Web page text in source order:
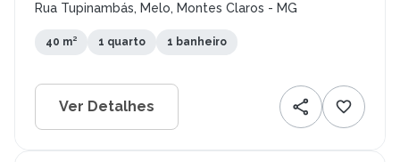
Rua Tupinambás, Melo, Montes Claros - MG
40 m² 1 quarto 1 banheiro
Ver Detalhes